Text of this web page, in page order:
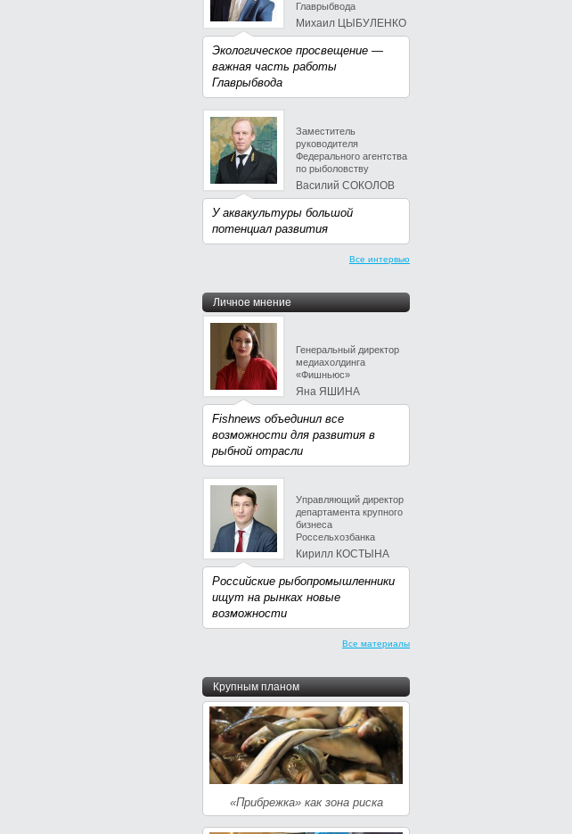
Главрыбвода
Михаил ЦЫБУЛЕНКО
Экологическое просвещение —
важная часть работы
Главрыбвода
Заместитель
руководителя
Федерального агентства
по рыболовству
Василий СОКОЛОВ
У аквакультуры большой
потенциал развития
Все интервью
Личное мнение
Генеральный директор
медиахолдинга
«Фишньюс»
Яна ЯШИНА
Fishnews объединил все
возможности для развития в
рыбной отрасли
Управляющий директор
департамента крупного
бизнеса
Россельхозбанка
Кирилл КОСТЫНА
Российские рыбопромышленники
ищут на рынках новые
возможности
Все материалы
Крупным планом
«Прибрежка» как зона риска